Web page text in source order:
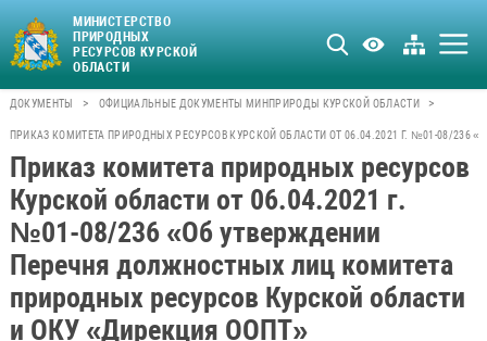
МИНИСТЕРСТВО
ПРИРОДНЫХ
РЕСУРСОВ КУРСКОЙ
ОБЛАСТИ
ДОКУМЕНТЫ > ОФИЦИАЛЬНЫЕ ДОКУМЕНТЫ МИНПРИРОДЫ КУРСКОЙ ОБЛАСТИ >
ПРИКАЗ КОМИТЕТА ПРИРОДНЫХ РЕСУРСОВ КУРСКОЙ ОБЛАСТИ ОТ 06.04.2021 Г. №01-08/
Приказ комитета природных ресурсов
Курской области от 06.04.2021 г.
№01-08/236 «Об утверждении
Перечня должностных лиц комитета
природных ресурсов Курской области
и ОКУ «Дирекция ООПТ»